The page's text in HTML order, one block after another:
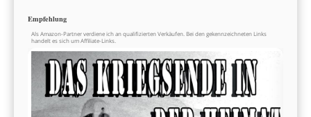
Empfehlung
Als Amazon-Partner verdiene ich an qualifizierten Verkäufen. Bei den gekennzeichneten Links
handelt es sich um Affiliate-Links.